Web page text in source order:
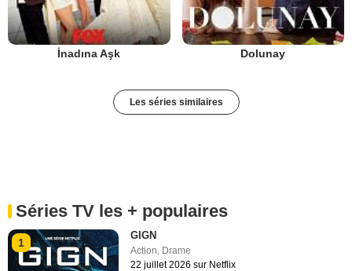
İnadına Aşk Dolunay
Les séries similaires
Séries TV les + populaires
1
GIGN
Action Drame
22 juillet 2026 sur Netflix